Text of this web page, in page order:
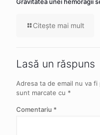
Citeşte mai mult
Lasă un răspuns
Adresa ta de email nu va fi
sunt marcate cu *
Comentariu *